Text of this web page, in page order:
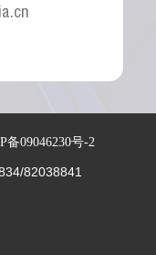
备09046230号-2
82038841